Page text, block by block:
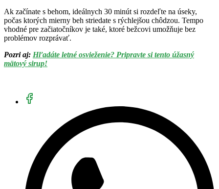
Ak začínate s behom, ideálnych 30 minút si rozdeľte na úseky,
počas ktorých mierny beh striedate s rýchlejšou chôdzou. Tempo
vhodné pre začiatočníkov je také, ktoré bežcovi umožňuje bez
problémov rozprávať.
Pozri aj: Hľadáte letné osvieženie? Pripravte si tento úžasný
mätový sirup!